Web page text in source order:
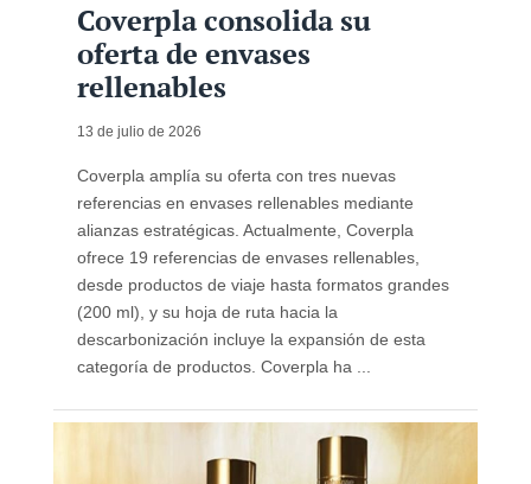
Coverpla consolida su
oferta de envases
rellenables
13 de julio de 2026
Coverpla amplía su oferta con tres nuevas
referencias en envases rellenables mediante
alianzas estratégicas. Actualmente, Coverpla
ofrece 19 referencias de envases rellenables,
desde productos de viaje hasta formatos grandes
(200 ml), y su hoja de ruta hacia la
descarbonización incluye la expansión de esta
categoría de productos. Coverpla ha ...